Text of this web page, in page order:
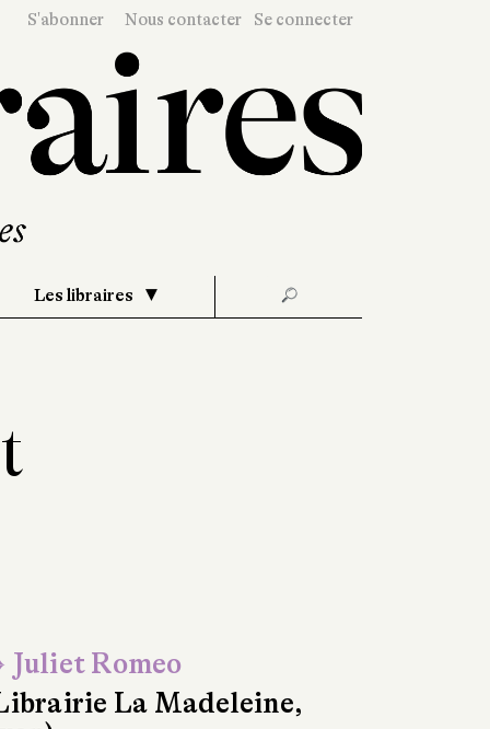
S'abonner Nous contacter Se connecter
Les libraires 🔎
Romeo
La Madeleine,